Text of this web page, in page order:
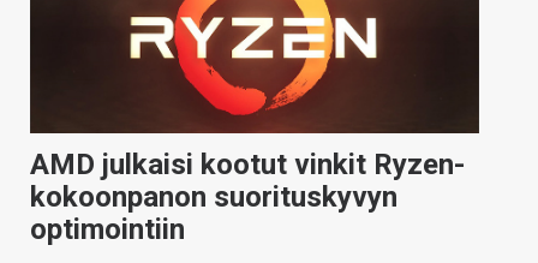
AMD julkaisi kootut vinkit Ryzen-
kokoonpanon suorituskyvyn
optimointiin